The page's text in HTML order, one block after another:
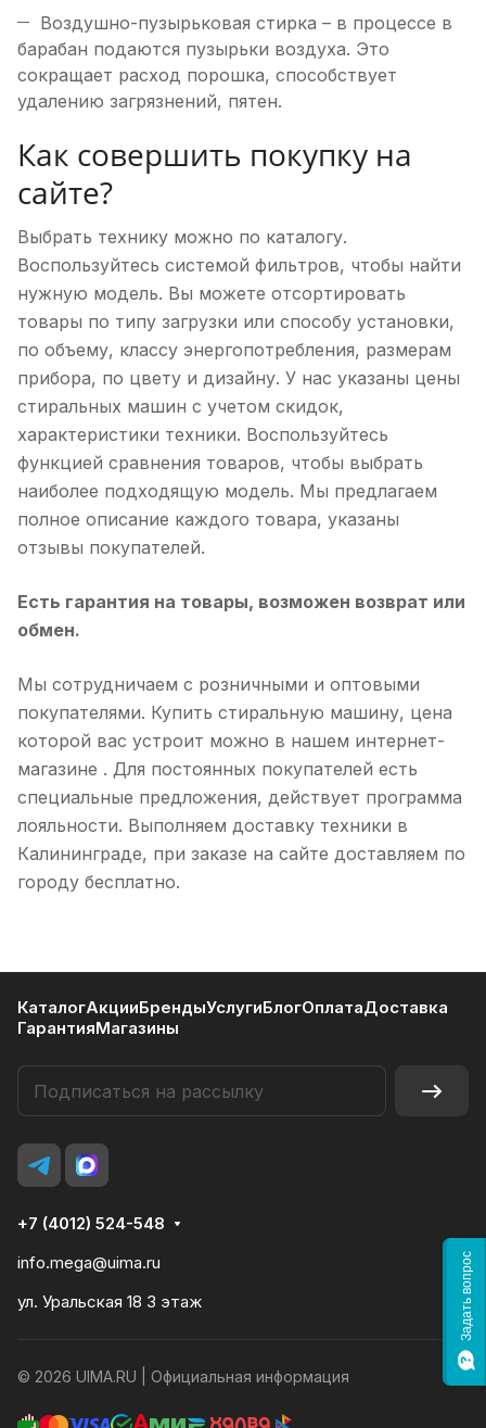
Воздушно-пузырьковая стирка – в процессе в
барабан подаются пузырьки воздуха. Это
сокращает расход порошка, способствует
удалению загрязнений, пятен.
Как совершить покупку на
сайте?
Выбрать технику можно по каталогу.
Воспользуйтесь системой фильтров, чтобы найти
нужную модель. Вы можете отсортировать
товары по типу загрузки или способу установки,
по объему, классу энергопотребления, размерам
прибора, по цвету и дизайну. У нас указаны цены
стиральных машин с учетом скидок,
характеристики техники. Воспользуйтесь
функцией сравнения товаров, чтобы выбрать
наиболее подходящую модель. Мы предлагаем
полное описание каждого товара, указаны
отзывы покупателей.
Есть гарантия на товары, возможен возврат или
обмен.
Мы сотрудничаем с розничными и оптовыми
покупателями. Купить стиральную машину, цена
которой вас устроит можно в нашем интернет-
магазине . Для постоянных покупателей есть
специальные предложения, действует программа
лояльности. Выполняем доставку техники в
Калининграде, при заказе на сайте доставляем по
городу бесплатно.
КаталогАкцииБрендыУслугиБлогОплатаДоставка
ГарантияМагазины
+7 (4012) 524-548
info.mega@uima.ru
ул. Уральская 18 3 этаж
© 2026 UIMA.RU | Официальная информация
Задать вопрос